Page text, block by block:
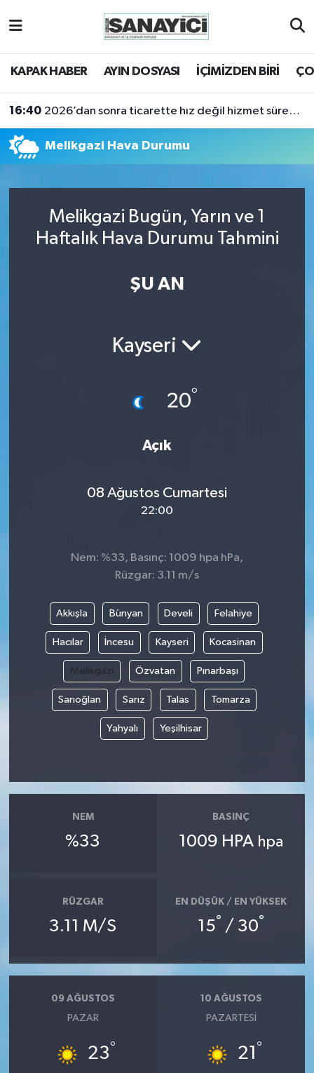
KAPAK HABER AYIN DOSYASI İÇİMİZDEN BİRİ
16:40 2026’dan sonra ticarette hız değil hizmet sürekliliği öne çıkacak
Melikgazi Hava Durumu
Melikgazi Bugün, Yarın ve 1
Haftalık Hava Durumu Tahmini
ŞU AN
Kayseri
20°
Açık
08 Ağustos Cumartesi
22:00
Nem: %33, Basınç: 1009 hpa hPa,
Rüzgar: 3.11 m/s
Akkışla Bünyan Develi Felahiye
Hacılar İncesu Kayseri Kocasinan
Melikgazi Özvatan Pınarbaşı
Sarıoğlan Sarız Talas Tomarza
Yahyalı Yeşilhisar
NEM
%33
BASINÇ
1009 HPA hpa
RÜZGAR
3.11 M/S
EN DÜŞÜK / EN YÜKSEK
15° / 30°
09 AĞUSTOS
PAZAR
23°
10 AĞUSTOS
PAZARTESI
21 °
Tekirdağ Nöbetçi Eczaneler
Tüm Manşetler